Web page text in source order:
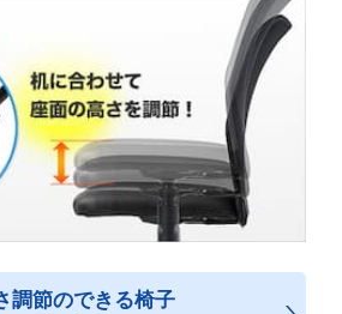
調節のできる椅子